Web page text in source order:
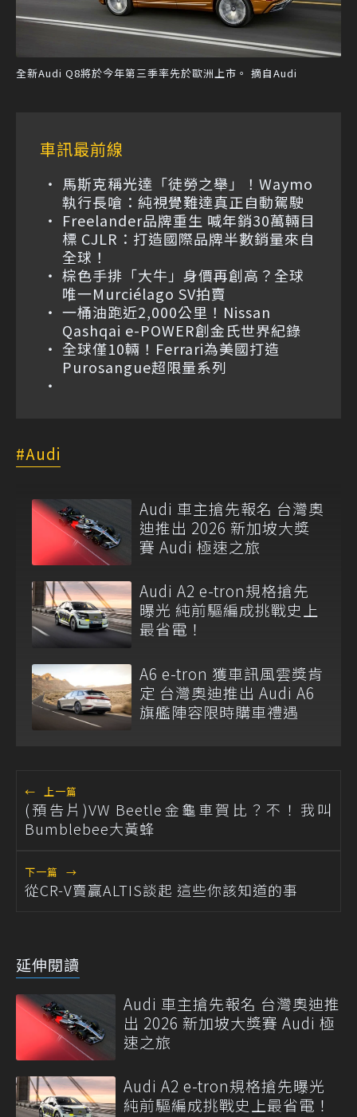
全新Audi Q8將於今年第三季率先於歐洲上市。 摘自Audi
車訊最前線
馬斯克稱光達「徒勞之舉」！Waymo
執行長嗆：純視覺難達真正自動駕駛
Freelander品牌重生 喊年銷30萬輛目
標 CJLR：打造國際品牌半數銷量來自
全球！
棕色手排「大牛」身價再創高？全球
唯一Murciélago SV拍賣
一桶油跑近2,000公里！Nissan
Qashqai e-POWER創金氏世界紀錄
全球僅10輛！Ferrari為美國打造
Purosangue超限量系列
Audi
Audi 車主搶先報名 台灣奧
迪推出 2026 新加坡大獎
賽 Audi 極速之旅
Audi A2 e-tron規格搶先
曝光 純前驅編成挑戰史上
最省電！
A6 e-tron 獲車訊風雲獎肯
定 台灣奧迪推出 Audi A6
旗艦陣容限時購車禮遇
← 上一篇
(預告片)VW Beetle金龜車賀比？不！我叫
Bumblebee大黃蜂
下一篇 →
從CR-V賣贏ALTIS談起 這些你該知道的事
延伸閱讀
Audi 車主搶先報名 台灣奧迪推
出 2026 新加坡大獎賽 Audi 極
速之旅
Audi A2 e-tron規格搶先曝光
純前驅編成挑戰史上最省電！